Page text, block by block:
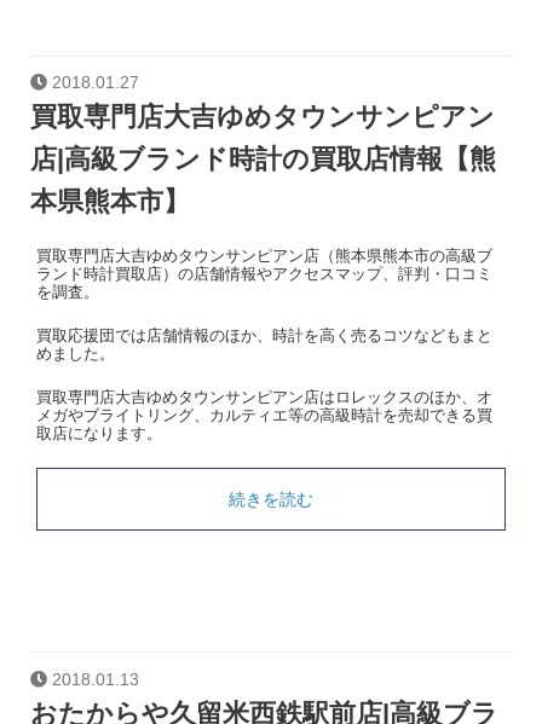
2018.01.27
買取専門店大吉ゆめタウンサンピアン
店|高級ブランド時計の買取店情報【熊
本県熊本市】
買取専門店大吉ゆめタウンサンピアン店（熊本県熊本市の高級ブ
ランド時計買取店）の店舗情報やアクセスマップ、評判・口コミ
を調査。
買取応援団では店舗情報のほか、時計を高く売るコツなどもまと
めました。
買取専門店大吉ゆめタウンサンピアン店はロレックスのほか、オ
メガやブライトリング、カルティエ等の高級時計を売却できる買
取店になります。
続きを読む
2018.01.13
おたからや久留米西鉄駅前店|高級ブラ